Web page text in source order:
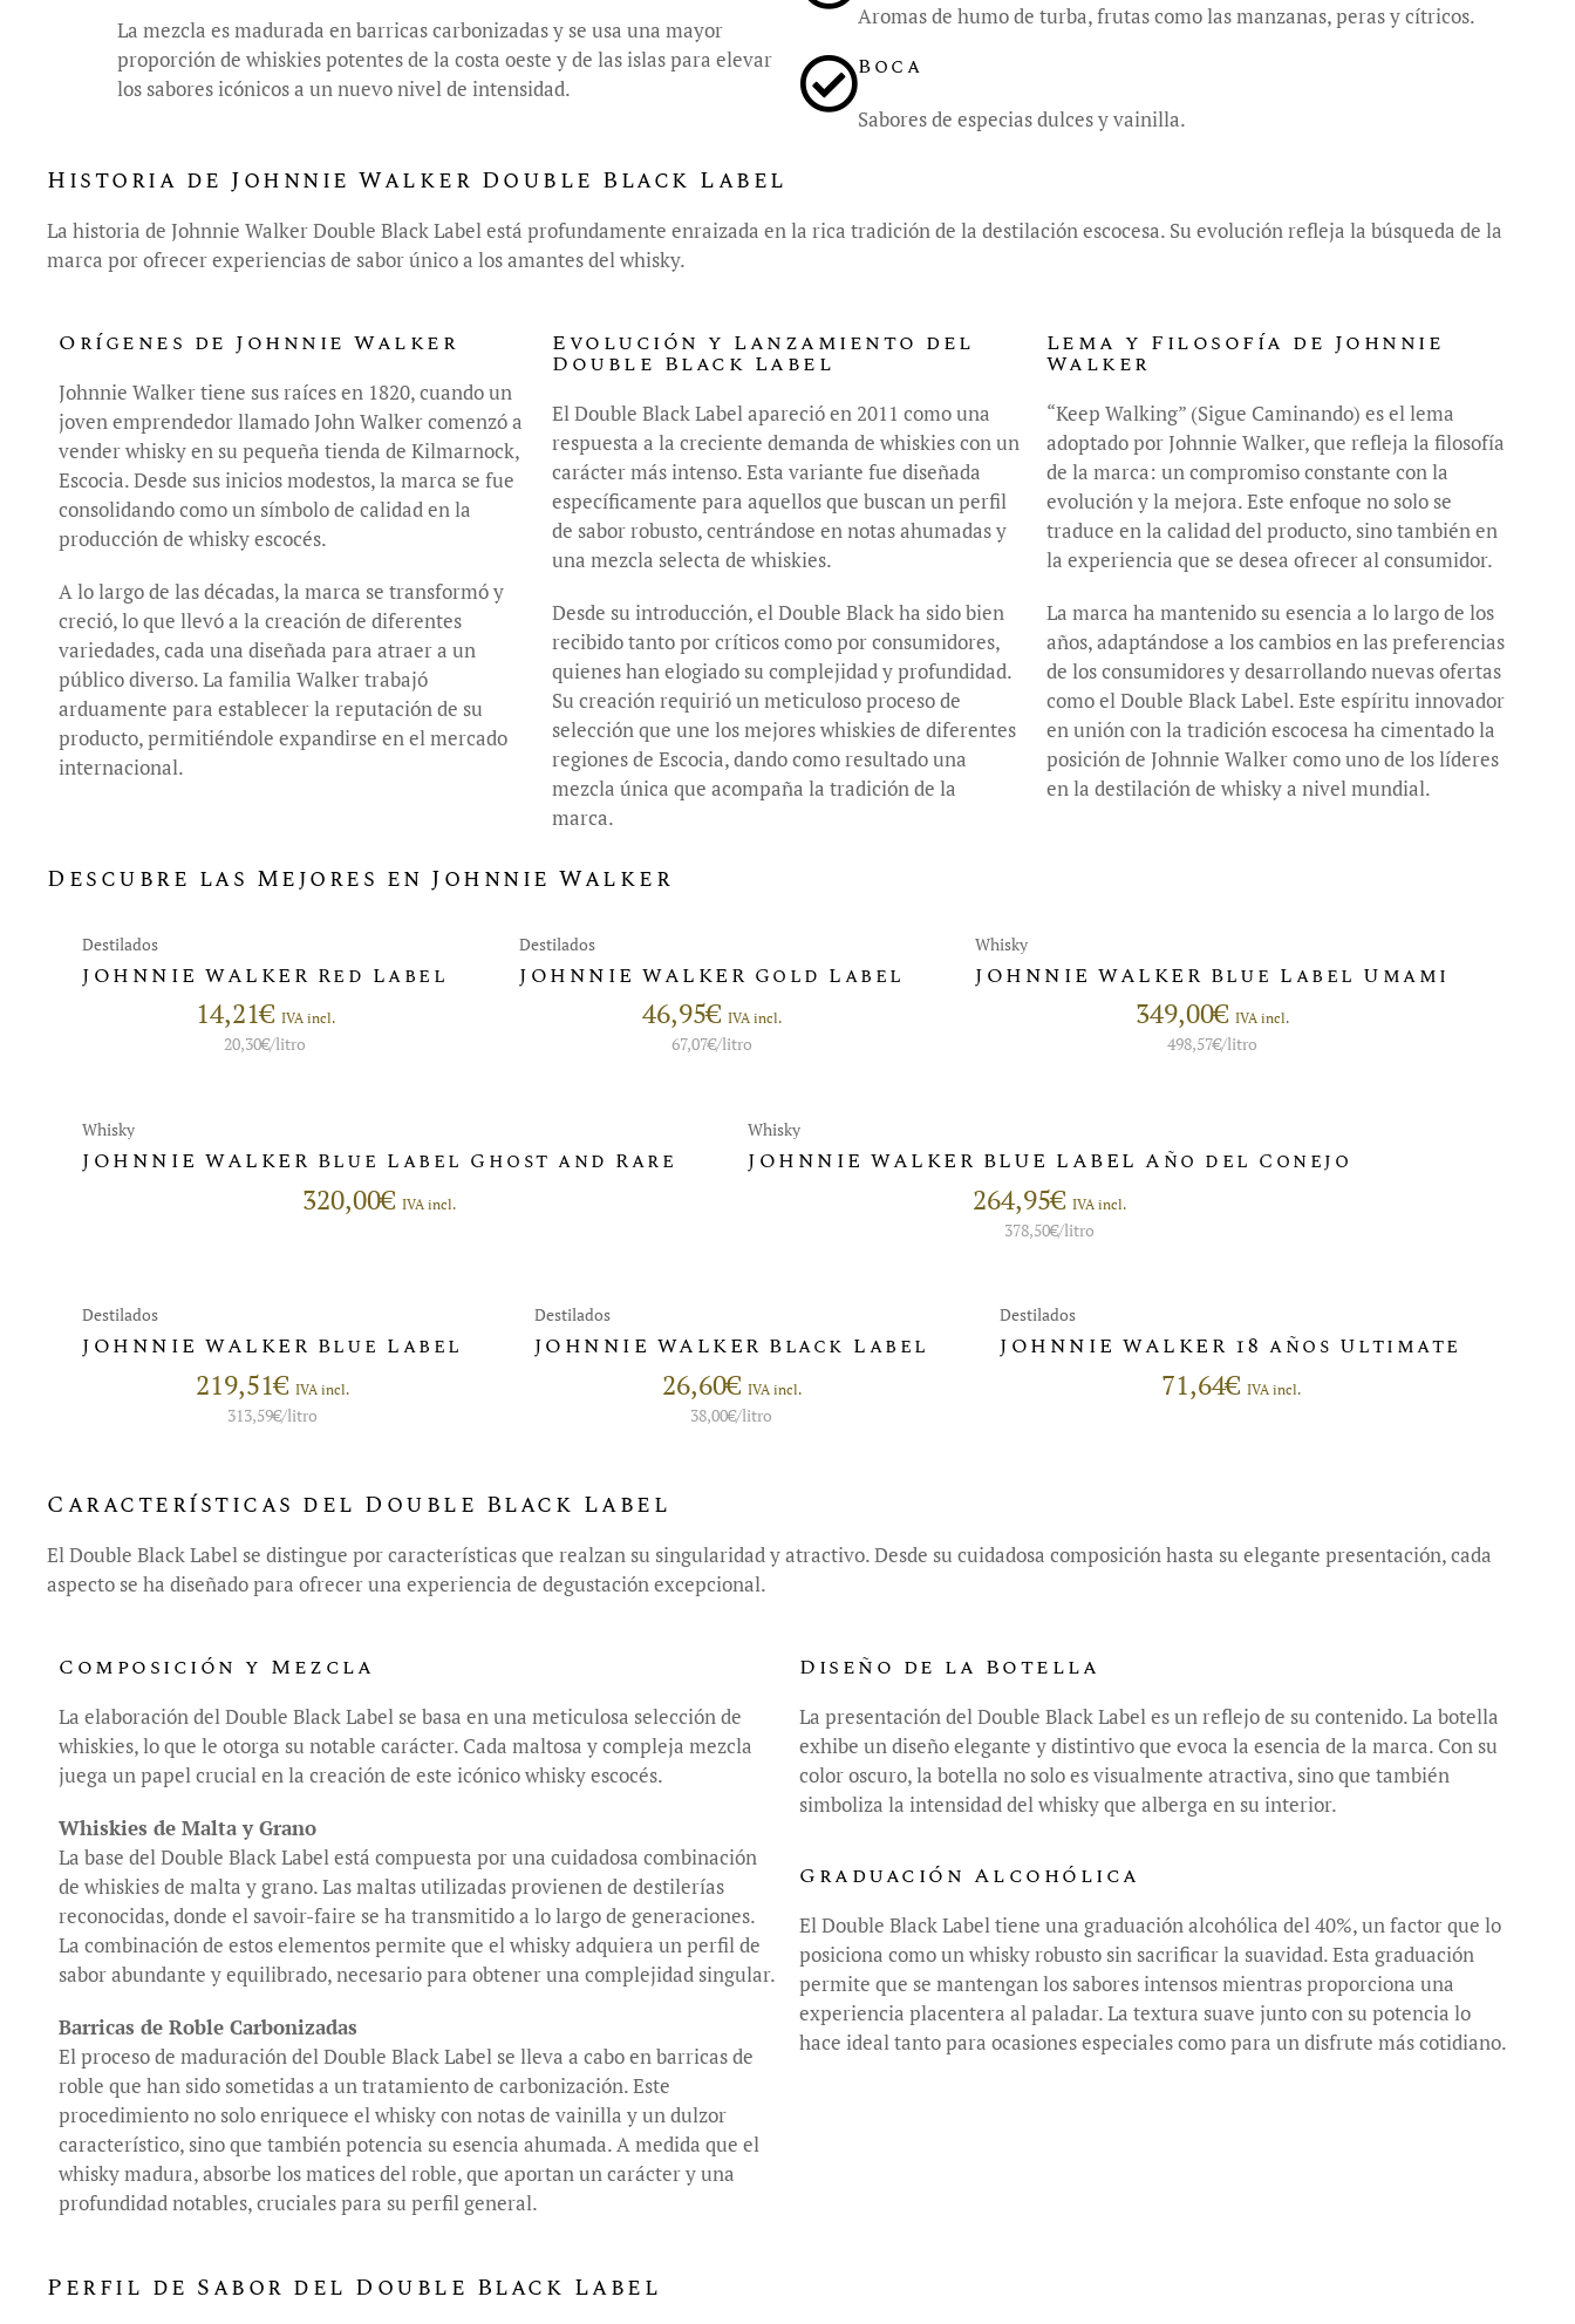
La mezcla es madurada en barricas carbonizadas y se usa una mayor
proporción de whiskies potentes de la costa oeste y de las islas para elevar
los sabores icónicos a un nuevo nivel de intensidad.
Aromas de humo de turba, frutas como las manzanas, peras y cítricos.
Boca
Sabores de especias dulces y vainilla.
Historia de Johnnie Walker Double Black Label
La historia de Johnnie Walker Double Black Label está profundamente enraizada en la rica tradición de la destilación escocesa. Su evolución refleja la búsqueda de la
marca por ofrecer experiencias de sabor único a los amantes del whisky.
Orígenes de Johnnie Walker
Johnnie Walker tiene sus raíces en 1820, cuando un
joven emprendedor llamado John Walker comenzó a
vender whisky en su pequeña tienda de Kilmarnock,
Escocia. Desde sus inicios modestos, la marca se fue
consolidando como un símbolo de calidad en la
producción de whisky escocés.
A lo largo de las décadas, la marca se transformó y
creció, lo que llevó a la creación de diferentes
variedades, cada una diseñada para atraer a un
público diverso. La familia Walker trabajó
arduamente para establecer la reputación de su
producto, permitiéndole expandirse en el mercado
internacional.
Evolución y Lanzamiento del
Double Black Label
El Double Black Label apareció en 2011 como una
respuesta a la creciente demanda de whiskies con un
carácter más intenso. Esta variante fue diseñada
específicamente para aquellos que buscan un perfil
de sabor robusto, centrándose en notas ahumadas y
una mezcla selecta de whiskies.
Desde su introducción, el Double Black ha sido bien
recibido tanto por críticos como por consumidores,
quienes han elogiado su complejidad y profundidad.
Su creación requirió un meticuloso proceso de
selección que une los mejores whiskies de diferentes
regiones de Escocia, dando como resultado una
mezcla única que acompaña la tradición de la
marca.
Lema y Filosofía de Johnnie
Walker
“Keep Walking” (Sigue Caminando) es el lema
adoptado por Johnnie Walker, que refleja la filosofía
de la marca: un compromiso constante con la
evolución y la mejora. Este enfoque no solo se
traduce en la calidad del producto, sino también en
la experiencia que se desea ofrecer al consumidor.
La marca ha mantenido su esencia a lo largo de los
años, adaptándose a los cambios en las preferencias
de los consumidores y desarrollando nuevas ofertas
como el Double Black Label. Este espíritu innovador
en unión con la tradición escocesa ha cimentado la
posición de Johnnie Walker como uno de los líderes
en la destilación de whisky a nivel mundial.
Descubre las Mejores en Johnnie Walker
Destilados
JOHNNIE WALKER Red Label
14,21€ IVA incl.
20,30€/litro
Destilados
JOHNNIE WALKER Gold Label
46,95€ IVA incl.
67,07€/litro
Whisky
JOHNNIE WALKER Blue Label Umami
349,00€ IVA incl.
498,57€/litro
Whisky
JOHNNIE WALKER Blue Label Ghost and Rare
320,00€ IVA incl.
Whisky
JOHNNIE WALKER BLUE LABEL Año del Conejo
264,95€ IVA incl.
378,50€/litro
Destilados
JOHNNIE WALKER Blue Label
219,51€ IVA incl.
313,59€/litro
Destilados
JOHNNIE WALKER Black Label
26,60€ IVA incl.
38,00€/litro
Destilados
JOHNNIE WALKER 18 años Ultimate
71,64€ IVA incl.
Características del Double Black Label
El Double Black Label se distingue por características que realzan su singularidad y atractivo. Desde su cuidadosa composición hasta su elegante presentación, cada
aspecto se ha diseñado para ofrecer una experiencia de degustación excepcional.
Composición y Mezcla
La elaboración del Double Black Label se basa en una meticulosa selección de
whiskies, lo que le otorga su notable carácter. Cada maltosa y compleja mezcla
juega un papel crucial en la creación de este icónico whisky escocés.
Whiskies de Malta y Grano
La base del Double Black Label está compuesta por una cuidadosa combinación
de whiskies de malta y grano. Las maltas utilizadas provienen de destilerías
reconocidas, donde el savoir-faire se ha transmitido a lo largo de generaciones.
La combinación de estos elementos permite que el whisky adquiera un perfil de
sabor abundante y equilibrado, necesario para obtener una complejidad singular.
Barricas de Roble Carbonizadas
El proceso de maduración del Double Black Label se lleva a cabo en barricas de
roble que han sido sometidas a un tratamiento de carbonización. Este
procedimiento no solo enriquece el whisky con notas de vainilla y un dulzor
característico, sino que también potencia su esencia ahumada. A medida que el
whisky madura, absorbe los matices del roble, que aportan un carácter y una
profundidad notables, cruciales para su perfil general.
Diseño de la Botella
La presentación del Double Black Label es un reflejo de su contenido. La botella
exhibe un diseño elegante y distintivo que evoca la esencia de la marca. Con su
color oscuro, la botella no solo es visualmente atractiva, sino que también
simboliza la intensidad del whisky que alberga en su interior.
Graduación Alcohólica
El Double Black Label tiene una graduación alcohólica del 40%, un factor que lo
posiciona como un whisky robusto sin sacrificar la suavidad. Esta graduación
permite que se mantengan los sabores intensos mientras proporciona una
experiencia placentera al paladar. La textura suave junto con su potencia lo
hace ideal tanto para ocasiones especiales como para un disfrute más cotidiano.
Perfil de Sabor del Double Black Label